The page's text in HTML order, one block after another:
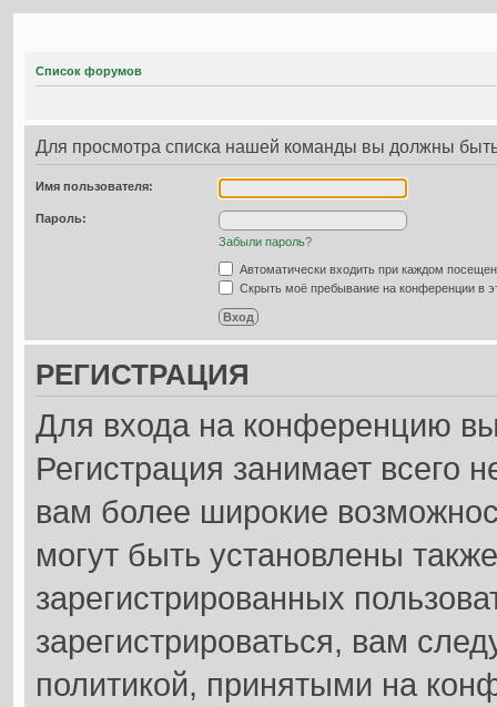
Список форумов
Для просмотра списка нашей команды вы должны
Имя пользователя:
Пароль:
Забыли пароль?
Автоматически входить при каждом
Скрыть моё пребывание на конференции в
РЕГИСТРАЦИЯ
Для входа на конференцию
Регистрация занимает всего
вам более широкие
могут быть установлены
зарегистрированных
зарегистрироваться, вам
политикой, принятыми на